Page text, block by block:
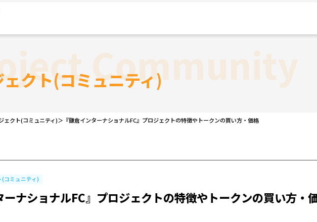
ェクト(コミュニティ)Community
ェクト(コミュニティ)＞ 『鎌倉インターナショナルFC』プロジェクトの特徴やトークンの買い方・価格
(コミュニティ)
ーナショナルFC』プロジェクトの特徴やトークンの買い方・